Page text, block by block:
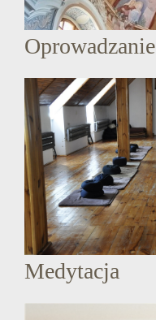
Oprowadzanie
Medytacja